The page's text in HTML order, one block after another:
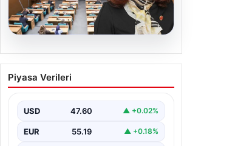
Üsküdar Belediyesi’nde
başkanvekili Sibel Tan
Piyasa Verileri
USD 47.60 ▲ +0.02%
EUR 55.19 ▲ +0.18%